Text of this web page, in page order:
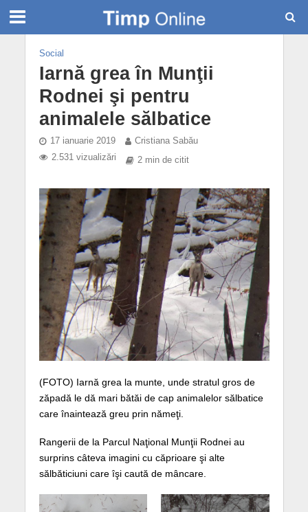
Social
Iarnă grea în Munţii
Rodnei şi pentru
animalele sălbatice
17 ianuarie 2019
Cristiana Sabău
2.531 vizualizări
2 min de citit
(FOTO) Iarnă grea la munte, unde stratul gros de
zăpadă le dă mari bătăi de cap animalelor sălbatice
care înaintează greu prin nămeţi.
Rangerii de la Parcul Naţional Munţii Rodnei au
surprins câteva imagini cu căprioare şi alte
sălbăticiuni care îşi caută de mâncare.